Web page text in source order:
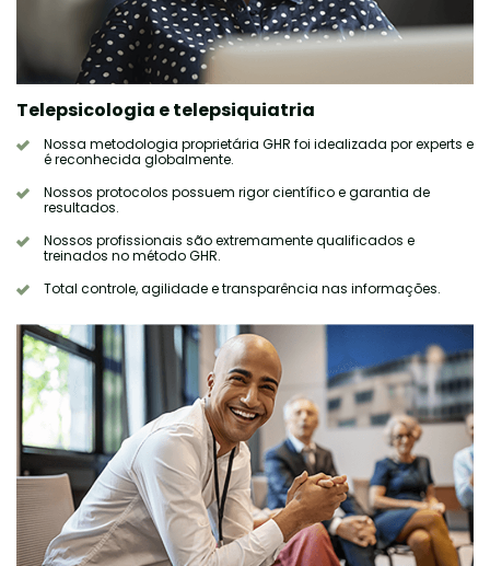
Telepsicologia e telepsiquiatria
Nossa metodologia proprietária GHR foi idealizada por experts e
é reconhecida globalmente.
Nossos protocolos possuem rigor científico e garantia de
resultados.
Nossos profissionais são extremamente qualificados e
treinados no método GHR.
Total controle, agilidade e transparência nas informações.